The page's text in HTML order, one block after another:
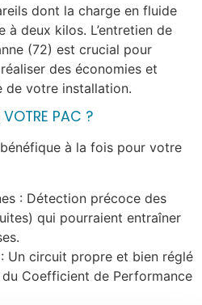
dont la charge en fluide
deux kilos. L’entretien de
(72) est crucial pour
des économies et
de votre installation.
VOTRE PAC ?
à la fois pour votre
: Détection précoce des
qui pourraient entraîner
Un circuit propre et bien réglé
Coefficient de Performance